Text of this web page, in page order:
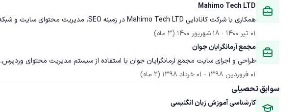
Mahimo Tech LTD
همکاری با شرکت کانادایی Mahimo Tech LTD در زمینه SEO، مدیریت محتوای سایت و شبکه‌های اجتماعی این شرکت.
01 تیر 1400
- 18 شهریور 1400
(3 ماه)
مجمع آرمانگرایان جوان
طراحی و اجرای سایت مجمع آرمانگرایان جوان با استفاده از سیستم مدیریت محتوای وردپرس.
01 فروردین 1398
- 01 خرداد 1398 (2 ماه)
سوابق تحصیلی
کارشناسی آموزش زبان انگلیسی